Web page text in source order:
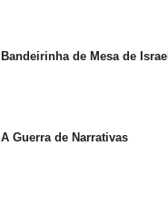
Bandeirinha de Mesa de Israel
A Guerra de Narrativas